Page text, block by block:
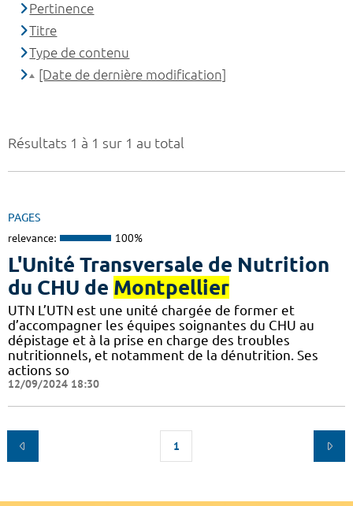
Résultats 1 à 1 sur 1 au total
PAGES
relevance: 100%
L'Unité Transversale de Nutrition
du CHU de Montpellier
UTN L’UTN est une unité chargée de former et
d’accompagner les équipes soignantes du CHU au
dépistage et à la prise en charge des troubles
nutritionnels, et notamment de la dénutrition. Ses
actions so
12/09/2024 18:30
1
Pertinence
Titre
Type de contenu
[Date de dernière modification]